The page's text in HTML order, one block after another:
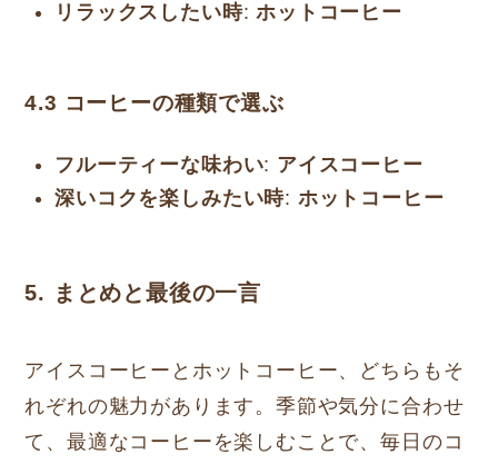
リラックスしたい時:ホットコーヒー
4.3 コーヒーの種類で選ぶ
フルーティーな味わい: アイスコーヒー
深いコクを楽しみたい時: ホットコーヒー
5. まとめと最後の一言
アイスコーヒーとホットコーヒー、どちらもそ
れぞれの魅力があります。季節や気分に合わせ
て、最適なコーヒーを楽しむことで、毎日のコ